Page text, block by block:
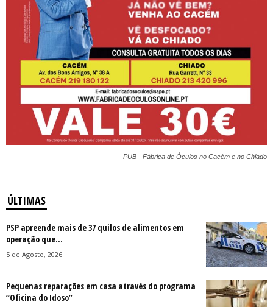
PUB - Fábrica de Óculos no Cacém e no Chiado
ÚLTIMAS
PSP apreende mais de 37 quilos de alimentos em
operação que...
5 de Agosto, 2026
Pequenas reparações em casa através do programa
“Oficina do Idoso”